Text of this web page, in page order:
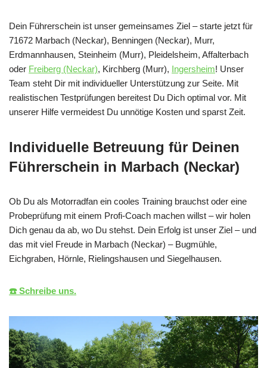
Dein Führerschein ist unser gemeinsames Ziel – starte jetzt für
71672 Marbach (Neckar), Benningen (Neckar), Murr,
Erdmannhausen, Steinheim (Murr), Pleidelsheim, Affalterbach
oder Freiberg (Neckar), Kirchberg (Murr), Ingersheim! Unser
Team steht Dir mit individueller Unterstützung zur Seite. Mit
realistischen Testprüfungen bereitest Du Dich optimal vor. Mit
unserer Hilfe vermeidest Du unnötige Kosten und sparst Zeit.
Individuelle Betreuung für Deinen
Führerschein in Marbach (Neckar)
Ob Du als Motorradfan ein cooles Training brauchst oder eine
Probeprüfung mit einem Profi-Coach machen willst – wir holen
Dich genau da ab, wo Du stehst. Dein Erfolg ist unser Ziel – und
das mit viel Freude in Marbach (Neckar) – Bugmühle,
Eichgraben, Hörnle, Rielingshausen und Siegelhausen.
☎️ Schreibe uns.